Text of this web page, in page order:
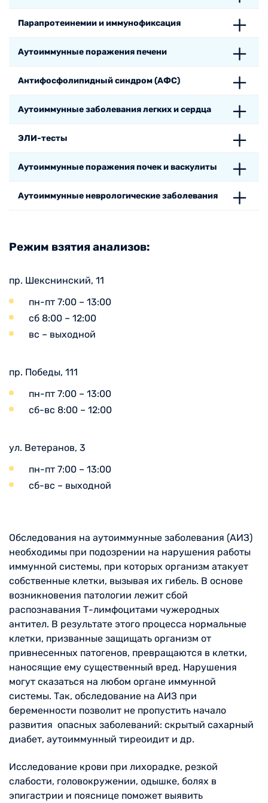
Парапротеинемии и иммунофиксация
Аутоиммунные поражения печени
Антифосфолипидный синдром (АФС)
Аутоиммунные заболевания легких и сердца
ЭЛИ-тесты
Аутоиммунные поражения почек и васкулиты
Аутоиммунные неврологические заболевания
Режим взятия анализов:
пр. Шекснинский, 11
пн-пт 7:00 – 13:00
сб 8:00 – 12:00
вс – выходной
пр. Победы, 111
пн-пт 7:00 – 13:00
сб-вс 8:00 – 12:00
ул. Ветеранов, 3
пн-пт 7:00 – 13:00
сб-вс – выходной
Обследования на аутоиммунные заболевания (АИЗ)
необходимы при подозрении на нарушения работы
иммунной системы, при которых организм атакует
собственные клетки, вызывая их гибель. В основе
возникновения патологии лежит сбой
распознавания Т-лимфоцитами чужеродных
антител. В результате этого процесса нормальные
клетки, призванные защищать организм от
привнесенных патогенов, превращаются в клетки,
наносящие ему существенный вред. Нарушения
могут сказаться на любом органе иммунной
системы. Так, обследование на АИЗ при
беременности позволит не пропустить начало
развития опасных заболеваний: скрытый сахарный
диабет, аутоиммунный тиреоидит и др.
Исследование крови при лихорадке, резкой
слабости, головокружении, одышке, болях в
эпигастрии и пояснице поможет выявить